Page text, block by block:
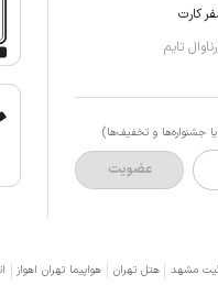
کارت
تایم
جشنواره‌ها و تخفیف‌ها)
عضویت
مشهد هتل تهران هواپیما تهران اهواز